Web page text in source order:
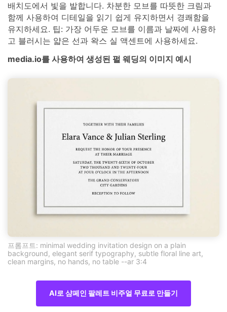
배치도에서 빛을 발합니다. 차분한 모브를 따뜻한 크림과
함께 사용하여 디테일을 읽기 쉽게 유지하면서 경쾌함을
유지하세요. 팁: 가장 어두운 모브를 이름과 날짜에 사용하
고 블러시는 얇은 선과 왁스 실 액센트에 사용하세요.
media.io를 사용하여 생성된 펄 웨딩의 이미지 예시
프롬프트: minimal wedding invitation design on a plain
background, elegant serif typography, subtle floral line art,
clean margins, no hands, no table --ar 3:4
AI로 샴페인 팔레트 비주얼 무료로 만들기